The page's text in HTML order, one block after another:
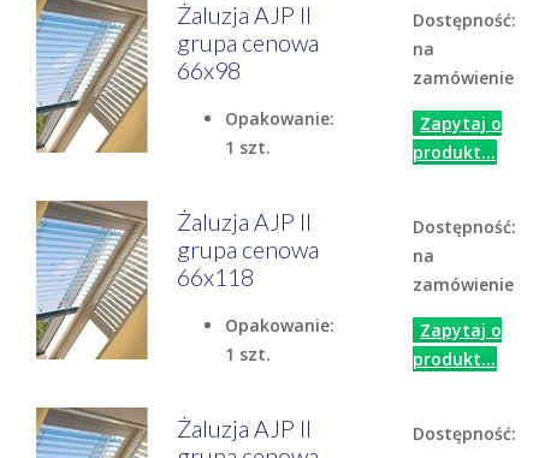
Żaluzja AJP II
grupa cenowa
66x98
Opakowanie:
1 szt.
Dostępność:
na
zamówienie
Zapytaj o
produkt...
Żaluzja AJP II
grupa cenowa
66x118
Opakowanie:
1 szt.
Dostępność:
na
zamówienie
Zapytaj o
produkt...
Żaluzja AJP II
Dostępność: